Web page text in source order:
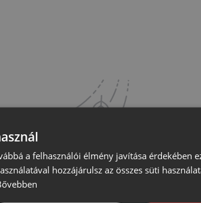
a felhasználói élmény javítása érdekében
hozzájárulsz az összes süti